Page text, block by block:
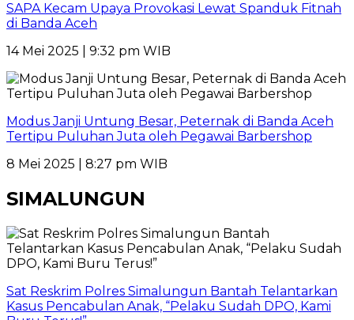
SAPA Kecam Upaya Provokasi Lewat Spanduk Fitnah
di Banda Aceh
14 Mei 2025 | 9:32 pm WIB
Modus Janji Untung Besar, Peternak di Banda Aceh
Tertipu Puluhan Juta oleh Pegawai Barbershop
8 Mei 2025 | 8:27 pm WIB
SIMALUNGUN
Sat Reskrim Polres Simalungun Bantah Telantarkan
Kasus Pencabulan Anak, “Pelaku Sudah DPO, Kami